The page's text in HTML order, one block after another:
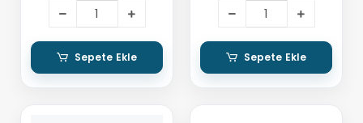
Sepete Ekle Sepete Ekle